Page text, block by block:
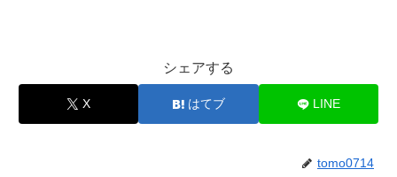
シェアする
X はてブ LINE
tomo0714